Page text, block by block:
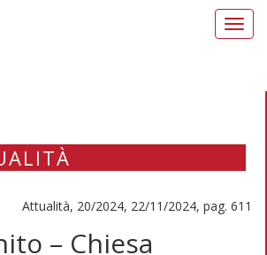
Attualità, 20/2024, 22/11/2024, pag. 611
– Chiesa